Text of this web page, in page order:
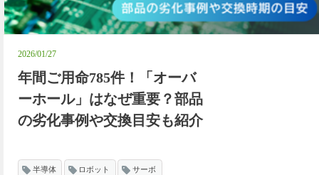
2026/01/27
年間ご用命785件！「オーバ
ーホール」はなぜ重要？部品
の劣化事例や交換目安も紹介
半導体 ロボット サーボ